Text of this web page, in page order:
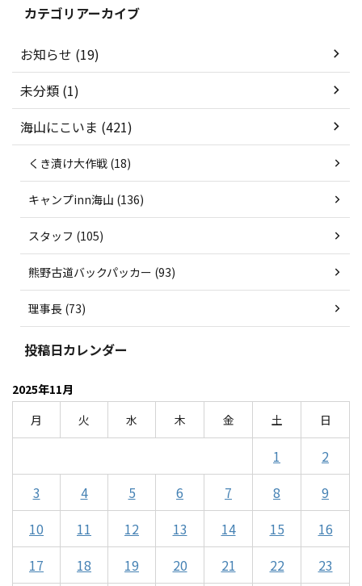
カテゴリアーカイブ
お知らせ (19)
未分類 (1)
海山にこいま (421)
くき漬け大作戦 (18)
キャンプinn海山 (136)
スタッフ (105)
熊野古道バックパッカー (93)
理事長 (73)
投稿日カレンダー
2025年11月
月
火 水 木 金 土 日
1
2
3
4 5 6 7 8
9
10
11 12 13 14 15
16
17
18 19 20 21 22
23